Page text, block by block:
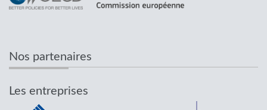
Nos partenaires
Les entreprises